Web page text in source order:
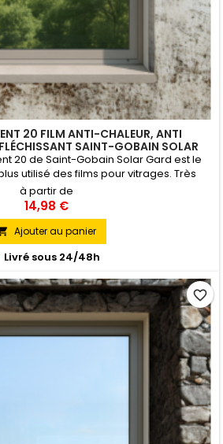
20 FILM ANTI-CHALEUR, ANTI
SAINT-GOBAIN SOLAR
GARD
20 de Saint-Gobain Solar Gard est le
utilisé des films pour vitrages. Très
et la chaleur, il est
sur des surfaces vitrées de bureaux,
ou scolaires.Il bénéficie de l'Avis
du CSTB. Pose Intérieure
à partir de
14,98 €
Ajouter au panier
Livré sous 24/48h
favorite_border